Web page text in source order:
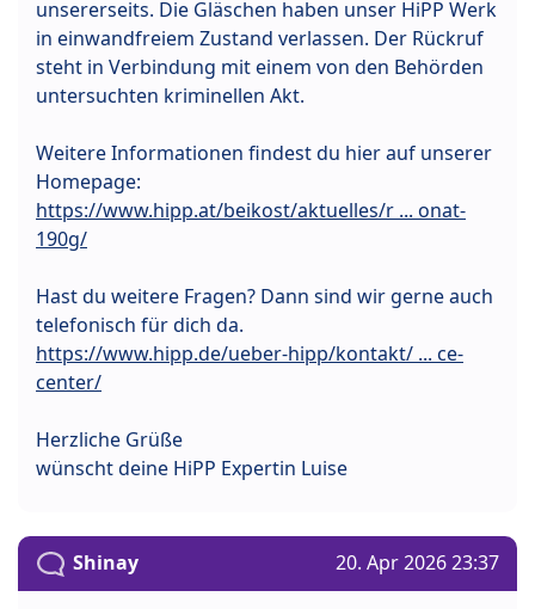
unsererseits. Die Gläschen haben unser HiPP Werk
in einwandfreiem Zustand verlassen. Der Rückruf
steht in Verbindung mit einem von den Behörden
untersuchten kriminellen Akt.
Weitere Informationen findest du hier auf unserer
Homepage:
https://www.hipp.at/beikost/aktuelles/r ... onat-
190g/
Hast du weitere Fragen? Dann sind wir gerne auch
telefonisch für dich da.
https://www.hipp.de/ueber-hipp/kontakt/ ... ce-
center/
Herzliche Grüße
wünscht deine HiPP Expertin Luise
Shinay 20. Apr 2026 23:37